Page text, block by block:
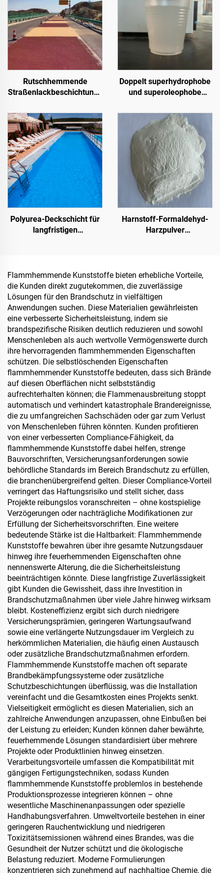
Rutschhemmende
Straßenlackbeschichtung |
Schutzbeschichtung für
innen- und außenliegende
Fahrbahnen
Doppelt superhydrophobe
und superoleophobe
Verwendung mit
oder in anderen
Szenarien, bei denen
hydrophobe und
oleophobe Eigenschaften
erforderlich sind
Polyurea-Deckschicht für
langfristigen
Harnstoff-Formaldehyd-
Harzpulver
Spanplatten, darunter
Mehrschicht-Sperrholz,
Feinholzplatten, Öko-
Platten, furnierte
Spanplatten usw.
Flammhemmende Kunststoffe bieten erhebliche Vorteile,
die Kunden direkt zugutekommen, die zuverlässige
Lösungen für den Brandschutz in vielfältigen
Anwendungen suchen. Diese Materialien gewährleisten
eine verbesserte Sicherheitsleistung, indem sie
brandspezifische Risiken deutlich reduzieren und sowohl
Menschenleben als auch wertvolle Vermögenswerte durch
ihre hervorragenden flammhemmenden Eigenschaften
schützen. Die selbstlöschenden Eigenschaften
flammhemmender Kunststoffe bedeuten, dass sich Brände
auf diesen Oberflächen nicht selbstständig
aufrechterhalten können; die Flammenausbreitung stoppt
automatisch und verhindert katastrophale Brandereignisse,
die zu umfangreichen Sachschäden oder gar zum Verlust
von Menschenleben führen könnten. Kunden profitieren
von einer verbesserten Compliance-Fähigkeit, da
flammhemmende Kunststoffe dabei helfen, strenge
Bauvorschriften, Versicherungsanforderungen sowie
behördliche Standards im Bereich Brandschutz zu erfüllen,
die branchenübergreifend gelten. Dieser Compliance-Vorteil
verringert das Haftungsrisiko und stellt sicher, dass
Projekte reibungslos voranschreiten – ohne kostspielige
Verzögerungen oder nachträgliche Modifikationen zur
Erfüllung der Sicherheitsvorschriften. Eine weitere
bedeutende Stärke ist die Haltbarkeit: Flammhemmende
Kunststoffe bewahren über ihre gesamte Nutzungsdauer
hinweg ihre feuerhemmenden Eigenschaften ohne
nennenswerte Alterung, die die Sicherheitsleistung
beeinträchtigen könnte. Diese langfristige Zuverlässigkeit
gibt Kunden die Gewissheit, dass ihre Investition in
Brandschutzmaßnahmen über viele Jahre hinweg wirksam
bleibt. Kosteneffizienz ergibt sich durch niedrigere
Versicherungsprämien, geringeren Wartungsaufwand
sowie eine verlängerte Nutzungsdauer im Vergleich zu
herkömmlichen Materialien, die häufig einen Austausch
oder zusätzliche Brandschutzmaßnahmen erfordern.
Flammhemmende Kunststoffe machen oft separate
Brandbekämpfungssysteme oder zusätzliche
Schutzbeschichtungen überflüssig, was die Installation
vereinfacht und die Gesamtkosten eines Projekts senkt.
Vielseitigkeit ermöglicht es diesen Materialien, sich an
zahlreiche Anwendungen anzupassen, ohne Einbußen bei
der Leistung zu erleiden; Kunden können daher bewährte,
feuerhemmende Lösungen standardisiert über mehrere
Projekte oder Produktlinien hinweg einsetzen.
Verarbeitungsvorteile umfassen die Kompatibilität mit
gängigen Fertigungstechniken, sodass Kunden
flammhemmende Kunststoffe problemlos in bestehende
Produktionsprozesse integrieren können – ohne
wesentliche Maschinenanpassungen oder spezielle
Handhabungsverfahren. Umweltvorteile bestehen in einer
geringeren Rauchentwicklung und niedrigeren
Toxizitätsemissionen während eines Brandes, was die
Gesundheit der Nutzer schützt und die ökologische
Belastung reduziert. Moderne Formulierungen
konzentrieren sich zunehmend auf nachhaltige Chemie, die